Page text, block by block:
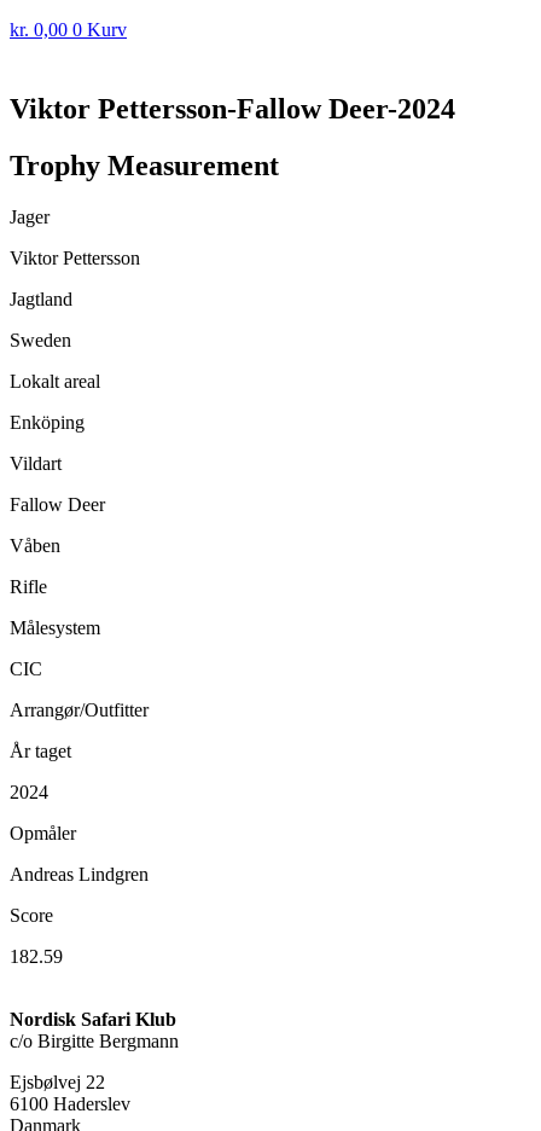
kr. 0,00 0 Kurv
Viktor Pettersson-Fallow Deer-2024
Trophy Measurement
Jager
Viktor Pettersson
Jagtland
Sweden
Lokalt areal
Enköping
Vildart
Fallow Deer
Våben
Rifle
Målesystem
CIC
Arrangør/Outfitter
År taget
2024
Opmåler
Andreas Lindgren
Score
182.59
Nordisk Safari Klub
c/o Birgitte Bergmann
Ejsbølvej 22
6100 Haderslev
Danmark